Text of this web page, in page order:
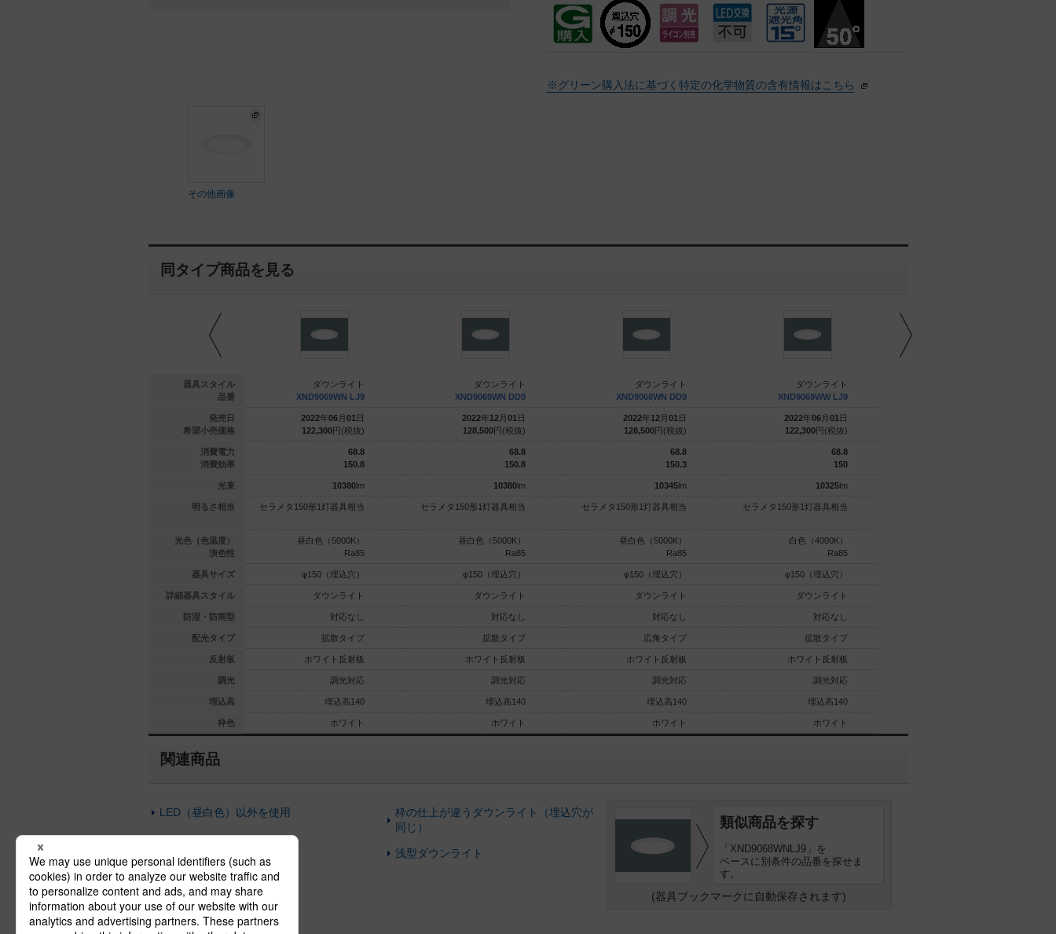
※グリーン購入法に基づく特定の化学物質の含有情報はこちら
その他画像
同タイプ商品を見る
器具スタイル
品番
発売日
希望小売価格
消費電力
消費効率
光束
明るさ相当
光色（色温度）
演色性
器具サイズ
詳細器具スタイル
防湿・防雨型
配光タイプ
反射板
調光
埋込高
枠色
ダウンライト
円(税抜)
68.8
147.6
セラメタ150形1灯器具相当
温白色（3500K）
φ150（埋込穴）
ダウンライト
対応なし
拡散タイプ
ダウンライト
XND9069WN LJ9
2022年06月 01 日
122,300円(税抜)
68.8
150.8
10380lm
セラメタ150形1灯器具相当
昼白色（5000K）
Ra85
φ150（埋込穴）
ダウンライト
対応なし
拡散タイプ
ホワイト反射板
調光対応
埋込高140
ホワイト
ダウンライト
XND9069WN DD9
2022年12月 01 日
128,500円(税抜)
68.8
150.8
10380lm
セラメタ150形1灯器具相当
昼白色（5000K）
Ra85
φ150（埋込穴）
ダウンライト
対応なし
拡散タイプ
ホワイト反射板
調光対応
埋込高140
ホワイト
ダウンライト
XND9068WN DD9
2022年12月 01 日
128,500円(税抜)
68.8
150.3
10345lm
セラメタ150形1灯器具相当
昼白色（5000K）
Ra85
φ150（埋込穴）
ダウンライト
対応なし
広角タイプ
ホワイト反射板
調光対応
埋込高140
ホワイト
ダウンライト
XND9069WW LJ9
2022年06月 01 日
122,300円(税抜)
68.8
150
10325lm
セラメタ150形1灯器具相当
白色（4000K）
Ra85
φ150（埋込穴）
ダウンライト
対応なし
拡散タイプ
ホワイト反射板
調光対応
埋込高140
ホワイト
関連商品
LED（昼白色）以外を使用
枠の仕上が違うダウンライト（埋込穴が
同じ）
浅型ダウンライト
類似商品を探す
「XND9068WNLJ9」を
ベースに別条件の品番を探せま
す。
(器具ブックマークに自動保存されます)